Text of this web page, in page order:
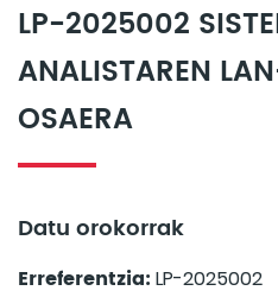
LP-2025002
ANALISTAREN
OSAERA
Datu orokorrak
Erreferentzia: LP-2025002